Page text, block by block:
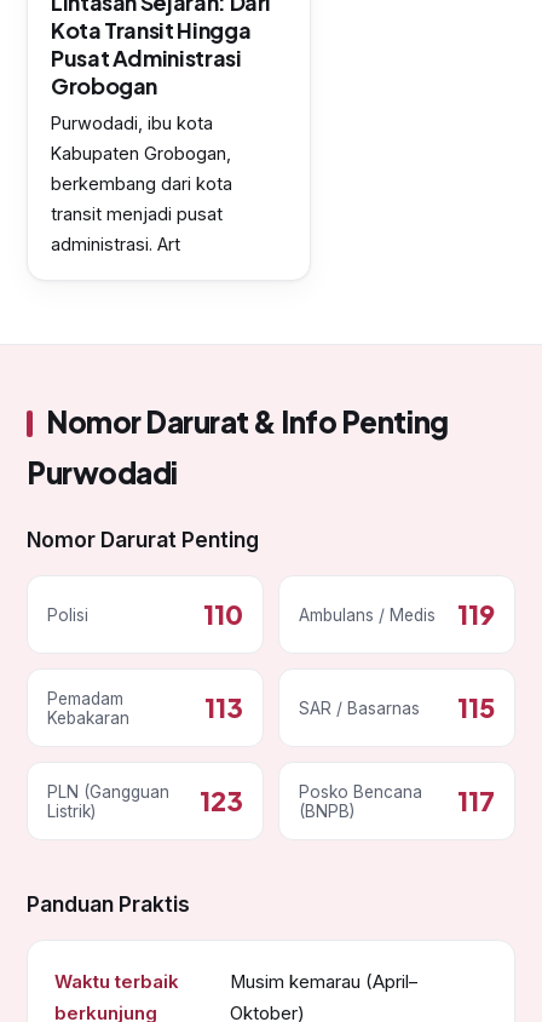
Kota Transit Hingga
Pusat Administrasi
Grobogan
Purwodadi, ibu kota
Kabupaten Grobogan,
berkembang dari kota
transit menjadi pusat
administrasi. Art
Nomor Darurat & Info Penting
Purwodadi
Nomor Darurat Penting
Polisi 110 Ambulans / Medis 119
Pemadam
Kebakaran
113 SAR / Basarnas 115
PLN (Gangguan
Listrik)
123
Posko Bencana
(BNPB)
117
Panduan Praktis
Waktu terbaik
berkunjung
Musim kemarau (April–
Oktober)